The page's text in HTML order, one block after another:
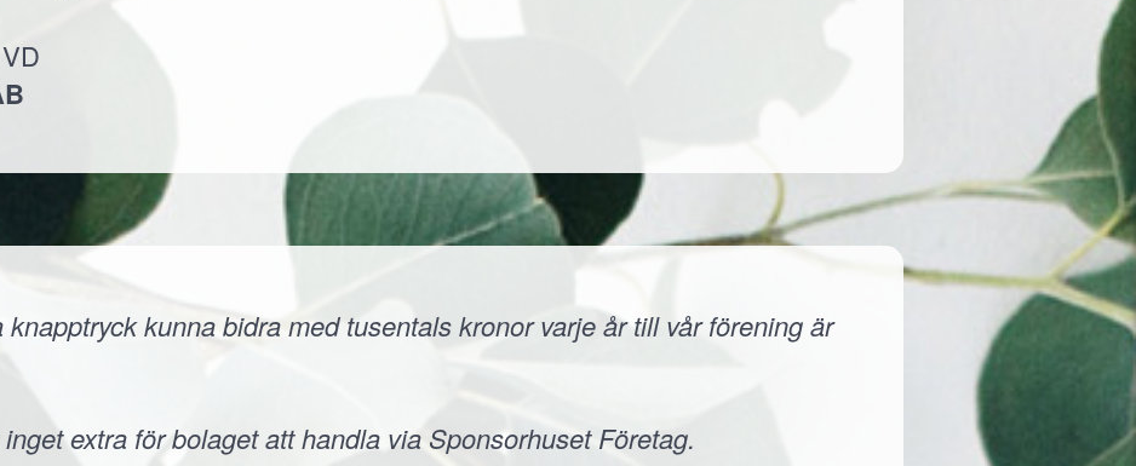
knapptryck kunna bidra med tusentals kronor varje år till vår förening är
extra för bolaget att handla via Sponsorhuset Företag.